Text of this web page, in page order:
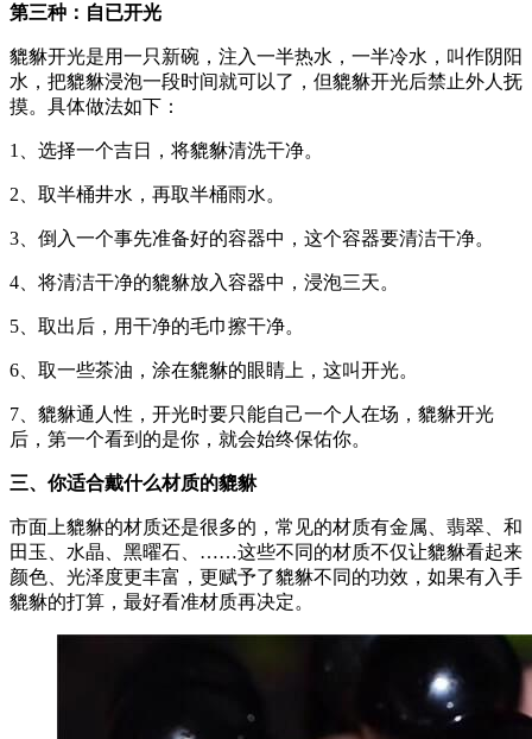
第三种：自已开光
貔貅开光是用一只新碗，注入一半热水，一半冷水，叫作阴阳
水，把貔貅浸泡一段时间就可以了，但貔貅开光后禁止外人抚
摸。具体做法如下：
1、选择一个吉日，将貔貅清洗干净。
2、取半桶井水，再取半桶雨水。
3、倒入一个事先准备好的容器中，这个容器要清洁干净。
4、将清洁干净的貔貅放入容器中，浸泡三天。
5、取出后，用干净的毛巾擦干净。
6、取一些茶油，涂在貔貅的眼睛上，这叫开光。
7、貔貅通人性，开光时要只能自己一个人在场，貔貅开光
后，第一个看到的是你，就会始终保佑你。
三、你适合戴什么材质的貔貅
市面上貔貅的材质还是很多的，常见的材质有金属、翡翠、和
田玉、水晶、黑曜石、……这些不同的材质不仅让貔貅看起来
颜色、光泽度更丰富，更赋予了貔貅不同的功效，如果有入手
貔貅的打算，最好看准材质再决定。